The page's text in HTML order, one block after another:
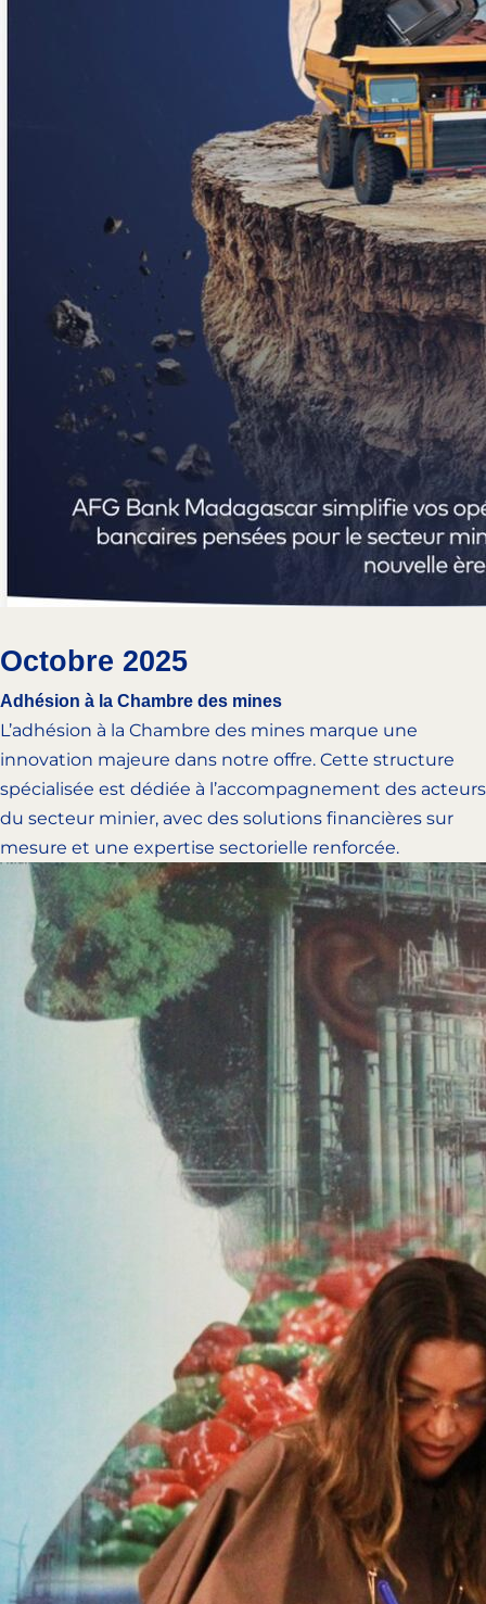
Octobre 2025
Adhésion à la Chambre des mines
L’adhésion à la Chambre des mines marque une
innovation majeure dans notre offre. Cette structure
spécialisée est dédiée à l’accompagnement des acteurs
du secteur minier, avec des solutions financières sur
mesure et une expertise sectorielle renforcée.